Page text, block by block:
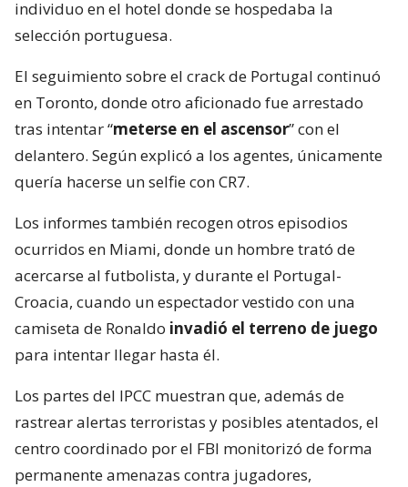
individuo en el hotel donde se hospedaba la
selección portuguesa.
El seguimiento sobre el crack de Portugal continuó
en Toronto, donde otro aficionado fue arrestado
tras intentar “meterse en el ascensor” con el
delantero. Según explicó a los agentes, únicamente
quería hacerse un selfie con CR7.
Los informes también recogen otros episodios
ocurridos en Miami, donde un hombre trató de
acercarse al futbolista, y durante el Portugal-
Croacia, cuando un espectador vestido con una
camiseta de Ronaldo invadió el terreno de juego
para intentar llegar hasta él.
Los partes del IPCC muestran que, además de
rastrear alertas terroristas y posibles atentados, el
centro coordinado por el FBI monitorizó de forma
permanente amenazas contra jugadores,